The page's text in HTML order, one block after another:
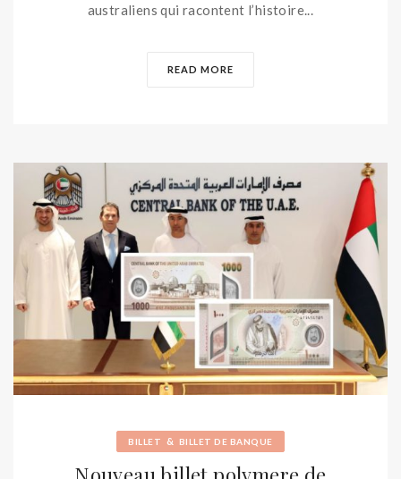
australiens qui racontent l’histoire...
READ MORE
BILLET & BILLET DE BANQUE